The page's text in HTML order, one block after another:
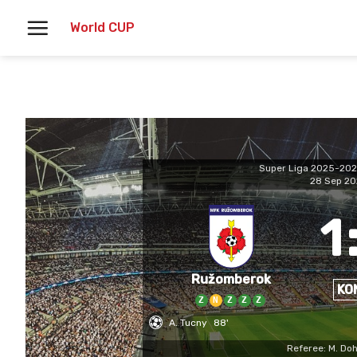
World CUP
Super Liga 2025-
28 Sep
Ružomberok
Z N Z Z Z
1
A. Tucny 88'
Referee: M.